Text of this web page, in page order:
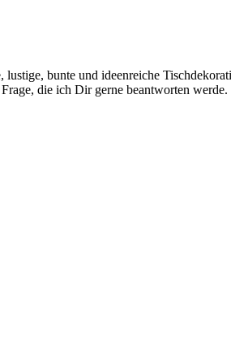
bunte und ideenreiche
die ich Dir gerne beantworten werde.